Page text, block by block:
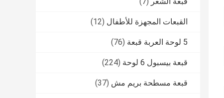
القبعات المجهزة للأطفال (12)
5 لوحة العربة قبعة (76)
قبعة بيسبول 6 لوحة (224)
قبعة مسطحة بريم مش (37)